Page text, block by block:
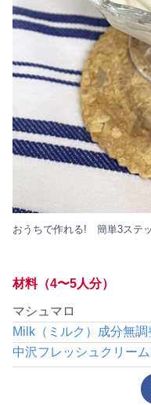
おうちで作れる! 簡単3ステ
材料（4〜5人分）
マシュマロ
Milk（ミルク）成分無調
中沢フレッシュクリー